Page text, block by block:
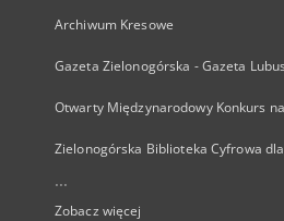
Archiwum Kresowe
Gazeta Zielonogórska - Gazeta
Otwarty Międzynarodowy Konkurs
Zielonogórska Biblioteka Cyfrowa
...
Zobacz więcej